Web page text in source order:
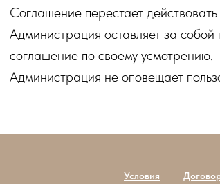
Соглашение перестает
Администрация оставляет за
соглашение по своему усмотрению.
Администрация не оповещает
Условия